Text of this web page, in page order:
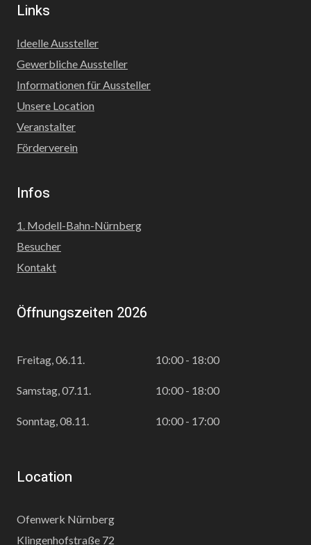
Links
Ideelle Aussteller
Gewerbliche Aussteller
Informationen für Aussteller
Unsere Location
Veranstalter
Förderverein
Infos
1. Modell-Bahn-Nürnberg
Besucher
Kontakt
Öffnungszeiten 2026
Freitag, 06.11. 10:00 - 18:00
Samstag, 07.11. 10:00 - 18:00
Sonntag, 08.11. 10:00 - 17:00
Location
Ofenwerk Nürnberg
Klingenhofstraße 72